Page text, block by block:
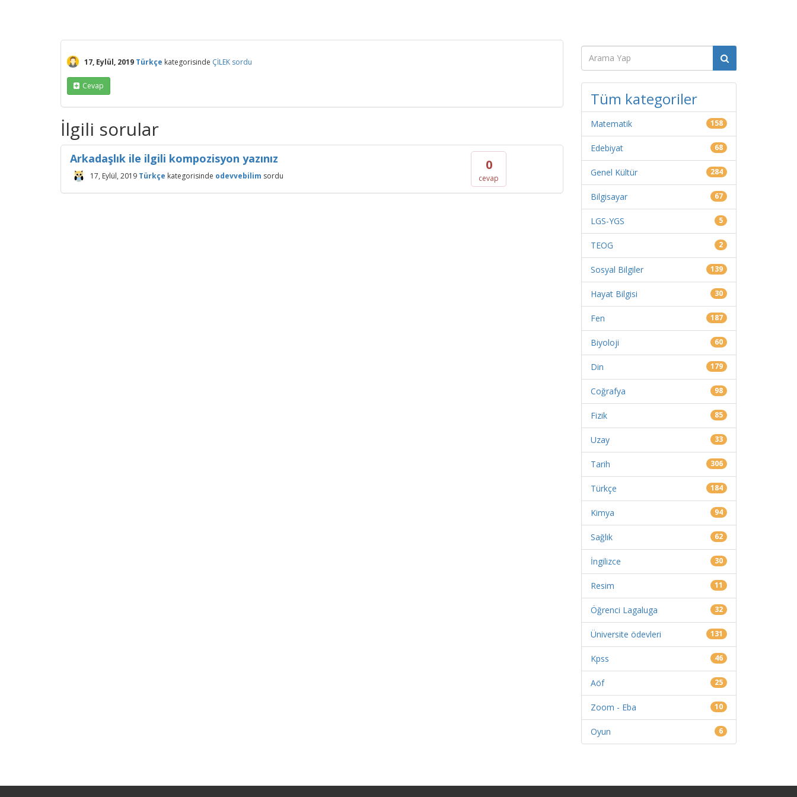
17, Eylül, 2019 Türkçe kategorisinde ÇİLEK sordu
Cevap
İlgili sorular
0
cevap
Arkadaşlık ile ilgili kompozisyon yazınız
17, Eylül, 2019 Türkçe kategorisinde odevvebilim sordu
Tüm kategoriler
Matematik 158
Edebiyat 68
Genel Kültür 284
Bilgisayar 67
LGS-YGS 5
TEOG 2
Sosyal Bilgiler 139
Hayat Bilgisi 30
Fen 187
Biyoloji 60
Din 179
Coğrafya 98
Fizik 85
Uzay 33
Tarih 306
Türkçe 184
Kimya 94
Sağlık 62
İngilizce 30
Resim 11
Öğrenci Lagaluga 32
Üniversite ödevleri 131
Kpss 46
Aöf 25
Zoom - Eba 10
Oyun 6